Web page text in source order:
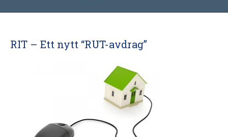
RIT – Ett nytt “RUT-avdrag”